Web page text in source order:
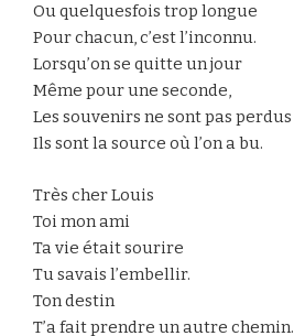
Ou quelquesfois trop longue
Pour chacun, c’est l’inconnu.
Lorsqu’on se quitte un jour
Même pour une seconde,
Les souvenirs ne sont pas perdus
Ils sont la source où l’on a bu.
Très cher Louis
Toi mon ami
Ta vie était sourire
Tu savais l’embellir.
Ton destin
T’a fait prendre un autre chemin.